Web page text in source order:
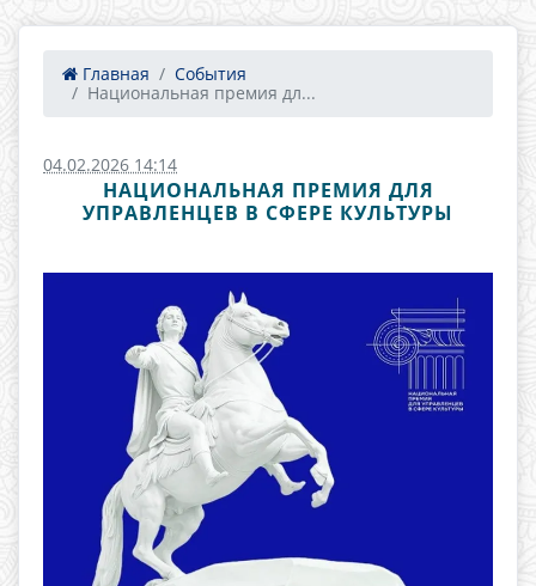
Главная
События
Национальная премия дл...
04.02.2026 14:14
НАЦИОНАЛЬНАЯ ПРЕМИЯ ДЛЯ
УПРАВЛЕНЦЕВ В СФЕРЕ КУЛЬТУРЫ